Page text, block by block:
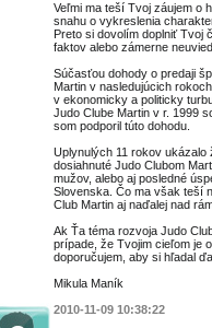
Veľmi ma teší Tvoj záujem o
snahu o vykreslenia
Preto si dovolím doplniť Tvoj
faktov alebo zámerne
Súčasťou dohody o predaji
Martin v nasledujúcich
v ekonomicky a politicky
Judo Clube Martin v r. 1999
som podporil túto dohodu.
Uplynulých 11 rokov
dosiahnuté Judo Clubom
mužov, alebo aj posledné
Slovenska. Čo ma však teší
Club Martin aj naďalej nad
Ak Ťa téma rozvoja Judo
prípade, že Tvojim cieľom je
doporučujem, aby si hľadal
Mikula Maník
2010-11-09 10:38:22